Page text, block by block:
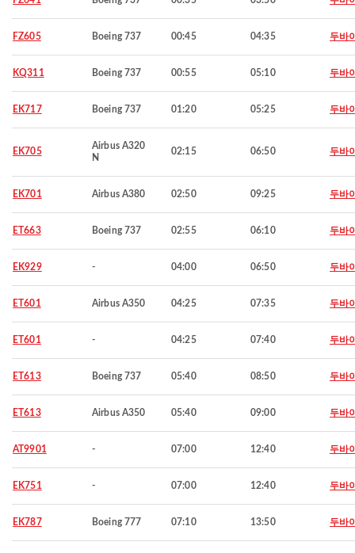
FZ605 Boeing 737 00:45 04:35 두바
KQ311 Boeing 737 00:55 05:10 두바
EK717 Boeing 737 01:20 05:25 두바
EK705
Airbus A320
N
02:15 06:50 두바
EK701 Airbus A380 02:50 09:25 두바
ET663 Boeing 737 02:55 06:10 두바
EK929 - 04:00 06:50 두바
ET601 Airbus A350 04:25 07:35 두바
ET601 - 04:25 07:40 두바
ET613 Boeing 737 05:40 08:50 두바
ET613 Airbus A350 05:40 09:00 두바
AT9901 - 07:00 12:40 두바
EK751 - 07:00 12:40 두바
EK787 Boeing 777 07:10 13:50 두바